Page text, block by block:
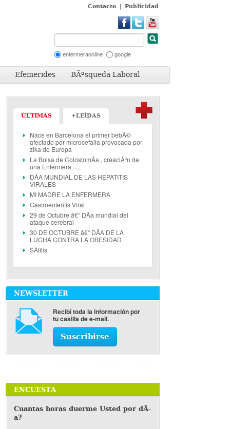
Contacto | Publicidad
enfermeraonline google
Efemerides BÃºsqueda Laboral
ÚLTIMAS +LEÍDAS
Nace en Barcelona el primer bebÃ©
afectado por microcefalia provocada por
zika de Europa
La Bolsa de ColostomÃ­a , creaciÃ³n de
una Enfermera .....
DÃA MUNDIAL DE LAS HEPATITIS
VIRALES
MI MADRE LA ENFERMERA
Gastroenteritis Viral
29 de Octubre â€“ DÃ­a mundial del
ataque cerebral
30 DE OCTUBRE â€“ DÃA DE LA
LUCHA CONTRA LA OBESIDAD
SÃ­filis
NEWSLETTER
Recibí toda la información por
tu casilla de e-mail.
Suscribirse
ENCUESTA
Cuantas horas duerme Usted por dÃ­
a?